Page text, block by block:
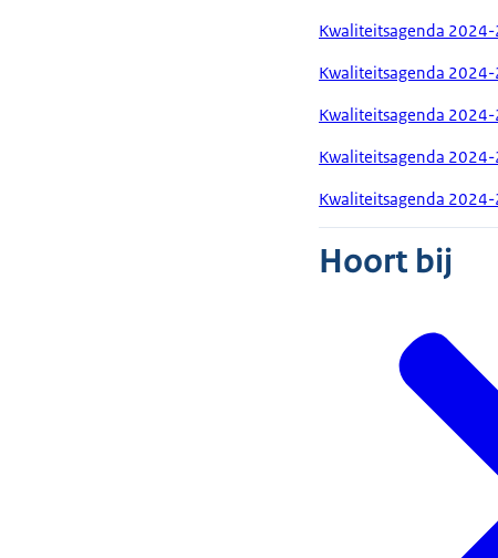
Kwaliteitsagenda 2024-
Kwaliteitsagenda
Kwaliteitsagenda 2024-
Kwaliteitsagenda
Kwaliteitsagenda
Hoort bij